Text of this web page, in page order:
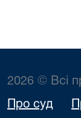
2026 © Всі
Про суд